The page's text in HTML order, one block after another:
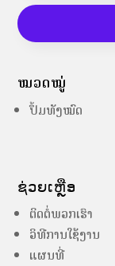
ໝວດໝູ່
ປຶ້ມທັງໝົດ
ຊ່ວຍເຫຼືອ
ຕິດຕໍ່ພວກເຮົາ
ວິທີການໃຊ້ງານ
ແຜນທີ່